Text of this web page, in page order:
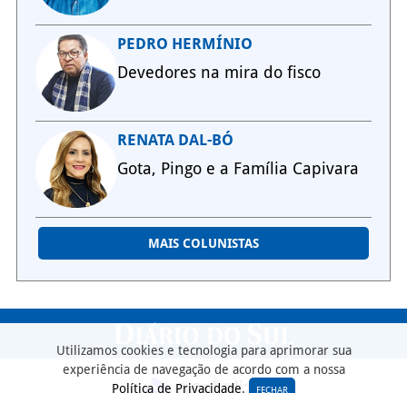
PEDRO HERMÍNIO
Devedores na mira do fisco
RENATA DAL-BÓ
Gota, Pingo e a Família Capivara
MAIS COLUNISTAS
Utilizamos cookies e tecnologia para aprimorar sua
experiência de navegação de acordo com a nossa
Política de Privacidade. FECHAR